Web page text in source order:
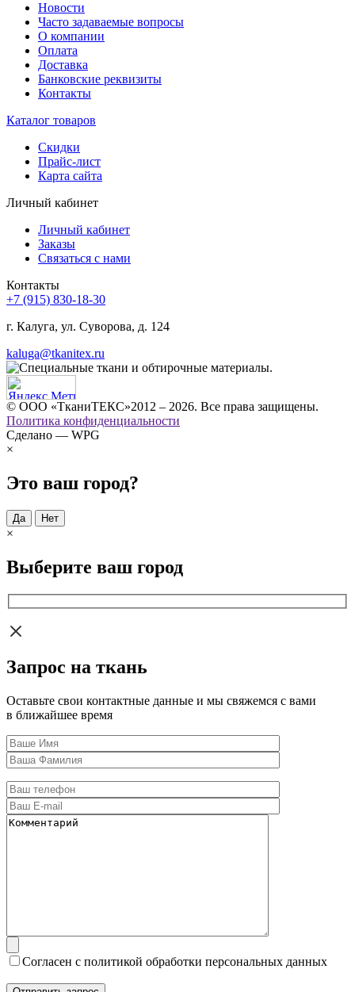
Новости
Часто задаваемые вопросы
О компании
Оплата
Доставка
Банковские реквизиты
Контакты
Каталог товаров
Скидки
Прайс-лист
Карта сайта
Личный кабинет
Личный кабинет
Заказы
Связаться с нами
Контакты
+7 (915) 830-18-30
г. Калуга, ул. Суворова, д. 124
kaluga@tkanitex.ru
© ООО «ТканиТЕКС»2012 – 2026. Все права защищены.
Политика конфиденциальности
Сделано — WPG
×
Это ваш город?
Да Нет
×
Выберите ваш город
Запрос на ткань
Оставьте свои контактные данные и мы свяжемся с вами
в ближайшее время
Согласен с политикой обработки персональных данных